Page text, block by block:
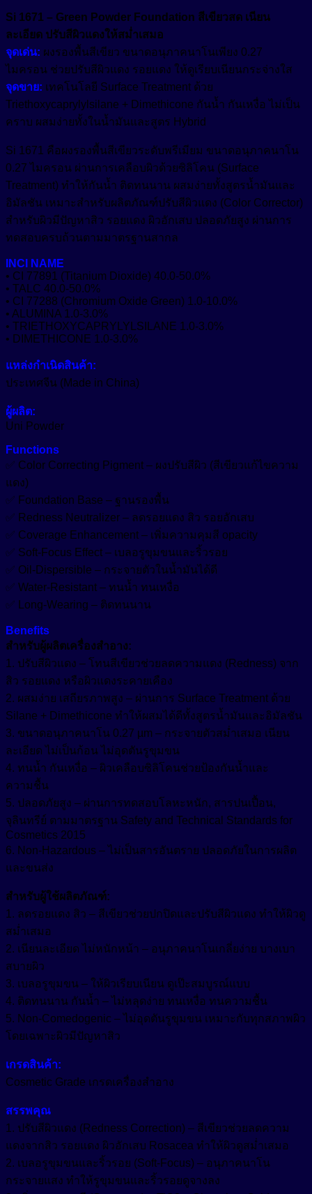
Growth Reducer
Hair Conditioning Agent
Hair Growth Factor
Moisturizing Agent
Oil Control
Protective Agent
Reduce Dark Circles
หัวน้ำหอม (Fragrance)
อื่นๆ (Other)
เมคอัพ (Makeup)
Pigment
สีเครื่องสำอาง (Color Cosmetics)
แว๊กซ์ (Waxes)
ได้
ดี
ติด
ทน
นาน
เหมาะ
เป็น
ผสม
หลัก
ใน
การ
ทำ
รอง
พื้น
หรือ
แป้ง
แต่ง
หน้า
ชิ้น
Si 1671 – Green Powder Foundation สีเขียวสด เนียน
ละเอียด ปรับสีผิวแดงให้สม่ำเสมอ
จุดเด่น: ผงรองพื้นสีเขียว ขนาดอนุภาคนาโนเพียง 0.27
ไมครอน ช่วยปรับสีผิวแดง รอยแดง ให้ดูเรียบเนียนกระจ่างใส
จุดขาย: เทคโนโลยี Surface Treatment ด้วย
Triethoxycaprylylsilane + Dimethicone กันน้ำ กันเหงื่อ ไม่เป็น
คราบ ผสมง่ายทั้งในน้ำมันและสูตร Hybrid
Si 1671 คือผงรองพื้นสีเขียวระดับพรีเมียม ขนาดอนุภาคนาโน
0.27 ไมครอน ผ่านการเคลือบผิวด้วยซิลิโคน (Surface
Treatment) ทำให้กันน้ำ ติดทนนาน ผสมง่ายทั้งสูตรน้ำมันและ
อิมัลชัน เหมาะสำหรับผลิตภัณฑ์ปรับสีผิวแดง (Color Corrector)
สำหรับผิวมีปัญหาสิว รอยแดง ผิวอักเสบ ปลอดภัยสูง ผ่านการ
ทดสอบครบถ้วนตามมาตรฐานสากล
INCI NAME
• CI 77891 (Titanium Dioxide) 40.0-50.0%
• TALC 40.0-50.0%
• CI 77288 (Chromium Oxide Green) 1.0-10.0%
• ALUMINA 1.0-3.0%
• TRIETHOXYCAPRYLYLSILANE 1.0-3.0%
• DIMETHICONE 1.0-3.0%
แหล่งกำเนิดสินค้า:
ประเทศจีน (Made in China)
ผู้ผลิต:
Uni Powder
Functions
✅ Color Correcting Pigment – ผงปรับสีผิว (สีเขียวแก้ไขความ
แดง)
✅ Foundation Base – ฐานรองพื้น
✅ Redness Neutralizer – ลดรอยแดง สิว รอยอักเสบ
✅ Coverage Enhancement – เพิ่มความคุมสี opacity
✅ Soft-Focus Effect – เบลอรูขุมขนและริ้วรอย
✅ Oil-Dispersible – กระจายตัวในน้ำมันได้ดี
✅ Water-Resistant – ทนน้ำ ทนเหงื่อ
✅ Long-Wearing – ติดทนนาน
Benefits
สำหรับผู้ผลิตเครื่องสำอาง:
1. ปรับสีผิวแดง – โทนสีเขียวช่วยลดความแดง (Redness) จาก
สิว รอยแดง หรือผิวแดงระคายเคือง
2. ผสมง่าย เสถียรภาพสูง – ผ่านการ Surface Treatment ด้วย
Silane + Dimethicone ทำให้ผสมได้ดีทั้งสูตรน้ำมันและอิมัลชัน
3. ขนาดอนุภาคนาโน 0.27 µm – กระจายตัวสม่ำเสมอ เนียน
ละเอียด ไม่เป็นก้อน ไม่อุดตันรูขุมขน
4. ทนน้ำ กันเหงื่อ – ผิวเคลือบซิลิโคนช่วยป้องกันน้ำและ
ความชื้น
5. ปลอดภัยสูง – ผ่านการทดสอบโลหะหนัก, สารปนเปื้อน,
จุลินทรีย์ ตามมาตรฐาน Safety and Technical Standards for
Cosmetics 2015
6. Non-Hazardous – ไม่เป็นสารอันตราย ปลอดภัยในการผลิต
และขนส่ง
สำหรับผู้ใช้ผลิตภัณฑ์:
1. ลดรอยแดง สิว – สีเขียวช่วยปกปิดและปรับสีผิวแดง ทำให้ผิวดู
สม่ำเสมอ
2. เนียนละเอียด ไม่หนักหน้า – อนุภาคนาโนเกลี่ยง่าย บางเบา
สบายผิว
3. เบลอรูขุมขน – ให้ผิวเรียบเนียน ดูเป๊ะสมบูรณ์แบบ
4. ติดทนนาน กันน้ำ – ไม่หลุดง่าย ทนเหงื่อ ทนความชื้น
5. Non-Comedogenic – ไม่อุดตันรูขุมขน เหมาะกับทุกสภาพผิว
โดยเฉพาะผิวมีปัญหาสิว
เกรดสินค้า:
Cosmetic Grade เกรดเครื่องสำอาง
สรรพคุณ
1. ปรับสีผิวแดง (Redness Correction) – สีเขียวช่วยลดความ
แดงจากสิว รอยแดง ผิวอักเสบ Rosacea ทำให้ผิวดูสม่ำเสมอ
2. เบลอรูขุมขนและริ้วรอย (Soft-Focus) – อนุภาคนาโน
กระจายแสง ทำให้รูขุมขนและริ้วรอยดูจางลง